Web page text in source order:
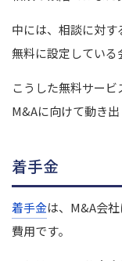
中には、相談に対
無料に設定している
こうした無料サー
M&Aに向けて動き出
着手金
着手金は、M&A会
費用です。